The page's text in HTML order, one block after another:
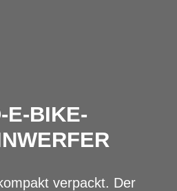
E-BIKE-
verpackt. Der